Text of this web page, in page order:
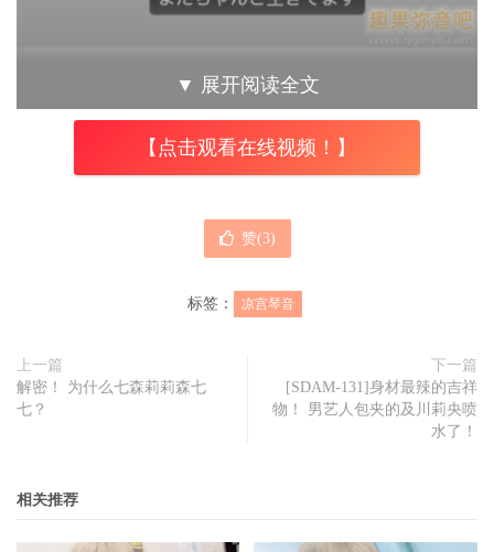
ー右眼包着纱布的她看起来很不舒服，打出来的字更是让
但是右眼又发炎了，要戴着眼罩，超烦。
是非常糟。
为了让大家了解我现在的情况，
▼ 展开阅读全文
【点击观看在线视频！】
赞(3)
标签： 凉宫琴音
上一篇
解密！ 为什么七森莉莉森七
七？
下一篇
[SDAM-131]身材最辣的吉祥
物！ 男艺人包夹的及川莉央喷
水了！
相关推荐